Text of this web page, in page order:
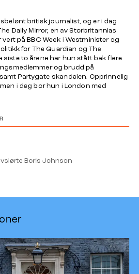
britisk journalist, og er i dag
Daily Mirror, en av Storbritannias
på BBC Week i Westminister og
for The Guardian og The
siste to årene har hun stått bak flere
og brudd på
Partygate-skandalen. Opprinnelig
i dag bor hun i London med
Boris Johnson